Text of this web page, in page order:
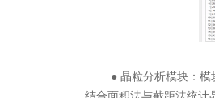
● 晶粒分析模块：模块